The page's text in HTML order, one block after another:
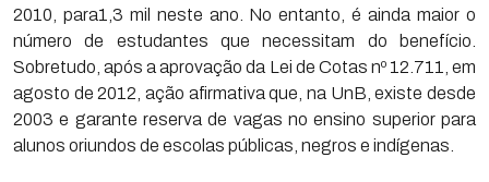
2010, para1,3 mil neste ano. No entanto, é ainda maior o
número de estudantes que necessitam do benefício.
Sobretudo, após a aprovação da Lei de Cotas nº 12.711, em
agosto de 2012, ação afirmativa que, na UnB, existe desde
2003 e garante reserva de vagas no ensino superior para
alunos oriundos de escolas públicas, negros e indígenas.